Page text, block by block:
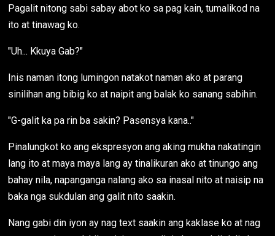
Pagalit nitong sabi sabay abot ko sa pag kain, tumalikod na
ito at tinawag ko.
"Uh... Kkuya Gab?"
Inis naman itong lumingon natakot naman ako at parang
sinilihan ang bibig ko at naipit ang balak ko sanang sabihin.
"G-galit ka pa rin ba sakin? Pasensya kana.."
Pinalungkot ko ang ekspresyon ang aking mukha nakatingin
lang ito at maya maya lang ay tinalikuran ako at tinungo ang
bahay nila, napanganga nalang ako sa inasal nito at naisip na
baka nga sukdulan ang galit nito saakin.
Nang gabi din iyon ay nag text saakin ang kaklase ko at nag